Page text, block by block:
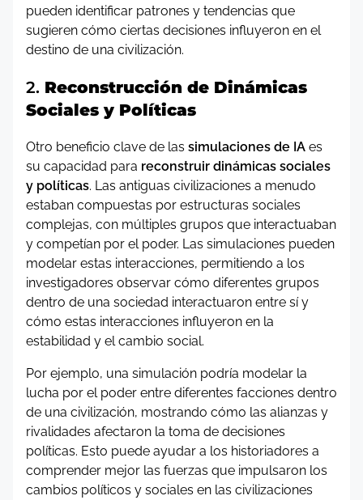
pueden identificar patrones y tendencias que
sugieren cómo ciertas decisiones influyeron en el
destino de una civilización.
2. Reconstrucción de Dinámicas
Sociales y Políticas
Otro beneficio clave de las simulaciones de IA es
su capacidad para reconstruir dinámicas sociales
y políticas. Las antiguas civilizaciones a menudo
estaban compuestas por estructuras sociales
complejas, con múltiples grupos que interactuaban
y competían por el poder. Las simulaciones pueden
modelar estas interacciones, permitiendo a los
investigadores observar cómo diferentes grupos
dentro de una sociedad interactuaron entre sí y
cómo estas interacciones influyeron en la
estabilidad y el cambio social.
Por ejemplo, una simulación podría modelar la
lucha por el poder entre diferentes facciones dentro
de una civilización, mostrando cómo las alianzas y
rivalidades afectaron la toma de decisiones
políticas. Esto puede ayudar a los historiadores a
comprender mejor las fuerzas que impulsaron los
cambios políticos y sociales en las civilizaciones